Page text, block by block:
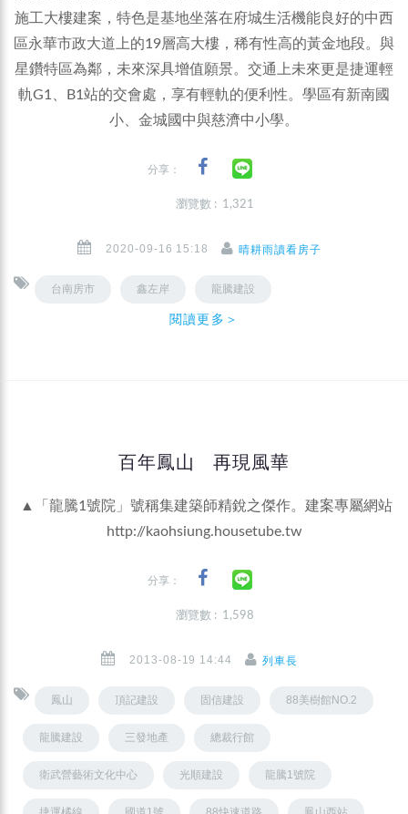
施工大樓建案，特色是基地坐落在府城生活機能良好的中西
區永華市政大道上的19層高大樓，稀有性高的黃金地段。與
星鑽特區為鄰，未來深具增值願景。交通上未來更是捷運輕
軌G1、B1站的交會處，享有輕軌的便利性。學區有新南國
小、金城國中與慈濟中小學。
分享：
瀏覽數 : 1,321
2020-09-16 15:18 晴耕雨讀看房子
台南房市 鑫左岸 龍騰建設
閱讀更多＞
百年鳳山 再現風華
▲「龍騰1號院」號稱集建築師精銳之傑作。建案專屬網站
http://kaohsiung.housetube.tw
分享：
瀏覽數 : 1,598
2013-08-19 14:44 列車長
鳳山 頂記建設 固信建設 88美樹館NO.2
龍騰建設 三發地產 總裁行館
衛武營藝術文化中心 光順建設 龍騰1號院